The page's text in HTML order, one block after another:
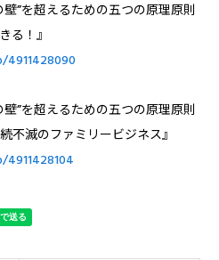
”を超えるための五つの原理原則――
る！』
”を超えるための五つの原理原則
滅のファミリービジネス』